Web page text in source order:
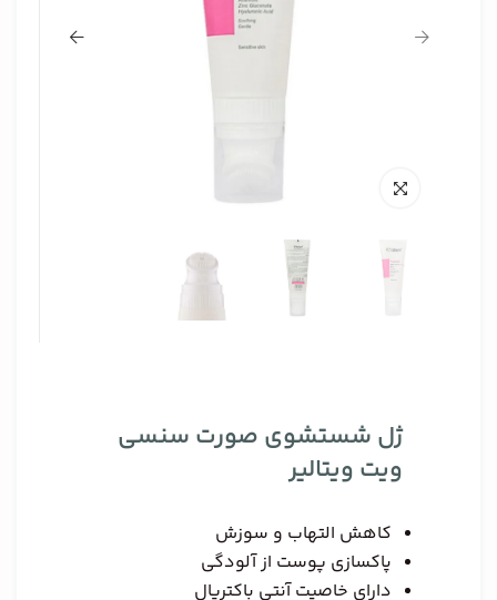
ژل شستشوی صورت سنسی
ویت ویتالیر
کاهش التهاب و سوزش
پاکسازی پوست از آلودگی
دارای خاصیت آنتی باکتریال